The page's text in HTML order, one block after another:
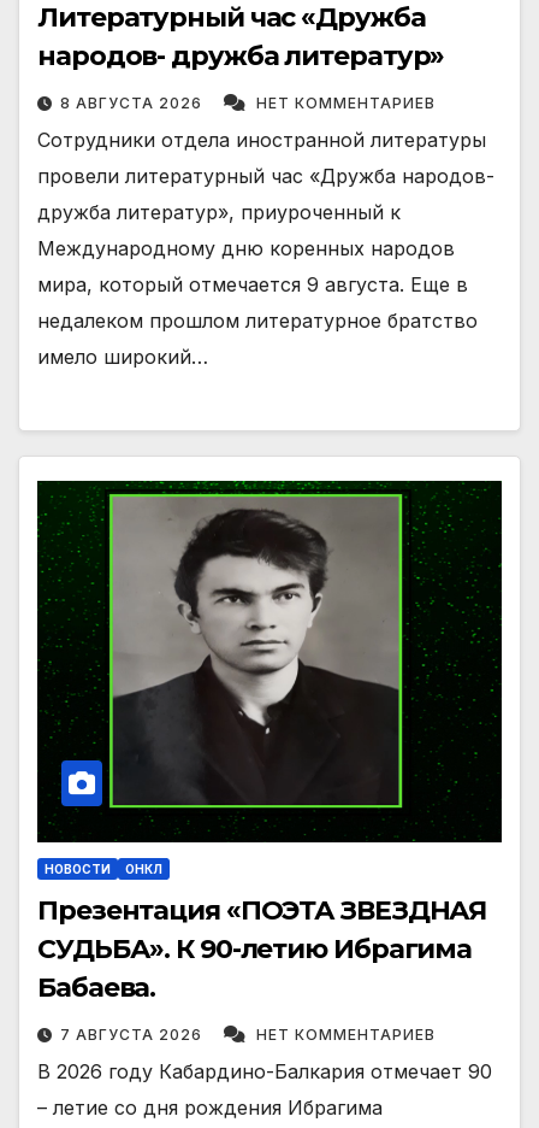
Литературный час «Дружба
народов- дружба литератур»
8 АВГУСТА 2026 НЕТ КОММЕНТАРИЕВ
Сотрудники отдела иностранной литературы
провели литературный час «Дружба народов-
дружба литератур», приуроченный к
Международному дню коренных народов
мира, который отмечается 9 августа. Еще в
недалеком прошлом литературное братство
имело широкий…
НОВОСТИ ОНКЛ
Презентация «ПОЭТА ЗВЕЗДНАЯ
СУДЬБА». К 90-летию Ибрагима
Бабаева.
7 АВГУСТА 2026 НЕТ КОММЕНТАРИЕВ
В 2026 году Кабардино-Балкария отмечает 90
– летие со дня рождения Ибрагима